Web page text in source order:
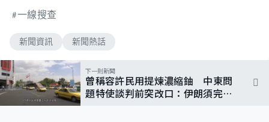
一線搜查
新聞資訊 新聞熱話
下一則新聞
曾稱容許民用提煉濃縮鈾 中東問
題特使談判前突改口：伊朗須完全